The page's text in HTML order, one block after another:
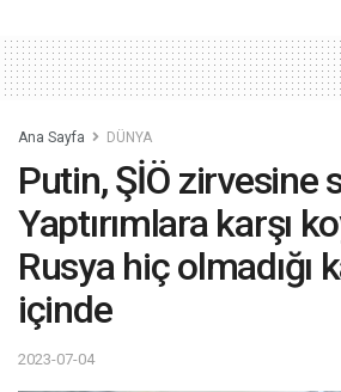
Ana Sayfa DÜNYA
Putin, ŞİÖ zirvesine
Yaptırımlara karşı
Rusya hiç olmadığı
içinde
2023-07-04